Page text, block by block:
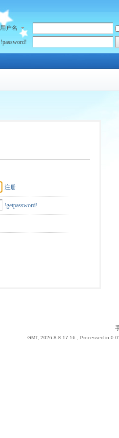
用户名
!password!
注册
!getpassword!
GMT, 2026-8-8 17:56 , Processed in